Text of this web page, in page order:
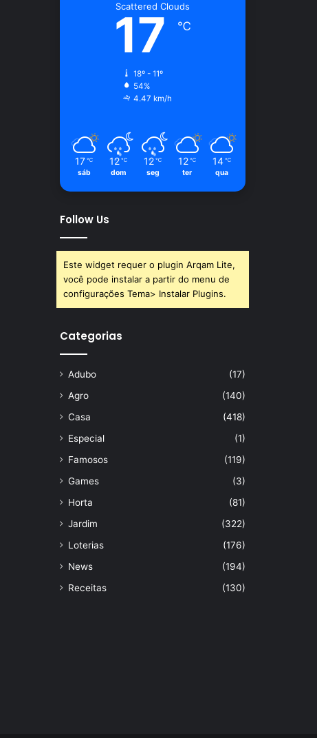
Scattered Clouds
17 ℃
18º - 11º
54%
4.47 km/h
17 ℃
sáb
12 ℃
dom
12 ℃
seg
12 ℃
ter
14 ℃
qua
Follow Us
Este widget requer o plugin Arqam Lite,
você pode instalar a partir do menu de
configurações Tema> Instalar Plugins.
Categorias
Adubo
(17)
Agro
(140)
Casa
(418)
Especial
(1)
Famosos
(119)
Games
(3)
Horta
(81)
Jardim
(322)
Loterias
(176)
News
(194)
Receitas
(130)